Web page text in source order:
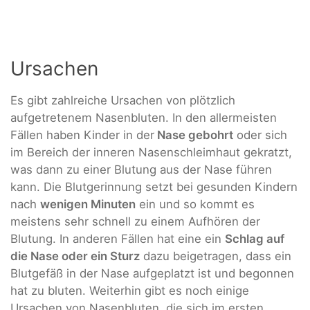
Ursachen
Es gibt zahlreiche Ursachen von plötzlich
aufgetretenem Nasenbluten. In den allermeisten
Fällen haben Kinder in der Nase gebohrt oder sich
im Bereich der inneren Nasenschleimhaut gekratzt,
was dann zu einer Blutung aus der Nase führen
kann. Die Blutgerinnung setzt bei gesunden Kindern
nach wenigen Minuten ein und so kommt es
meistens sehr schnell zu einem Aufhören der
Blutung. In anderen Fällen hat eine ein Schlag auf
die Nase oder ein Sturz dazu beigetragen, dass ein
Blutgefäß in der Nase aufgeplatzt ist und begonnen
hat zu bluten. Weiterhin gibt es noch einige